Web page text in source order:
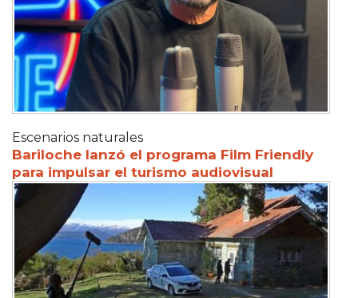
Escenarios naturales
Bariloche lanzó el programa Film Friendly
para impulsar el turismo audiovisual